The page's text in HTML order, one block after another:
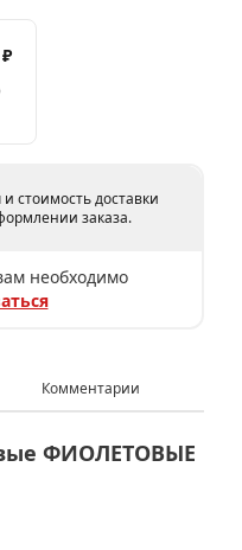
стоимость доставки
заказа.
необходимо
Комментарии
ФИОЛЕТОВЫЕ